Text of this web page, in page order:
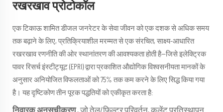
रखरखाव प्रोटोकॉल
एक टिकाऊ शामित डीजल जनरेटर के सेवा जीवन को एक दशक से अधिक समय
तक बढ़ाने के लिए, प्रतिक्रियाशील मरम्मत से एक संरचित, साक्ष्य-आधारित
रखरखाव रणनीति की ओर स्थानांतरण की आवश्यकता होती है—जिसे इलेक्ट्रिक
पावर रिसर्च इंस्टीट्यूट (EPRI) द्वारा प्रकाशित औद्योगिक विश्वसनीयता मानकों के
अनुसार अनियोजित विफलताओं को 75% तक कम करने के लिए सिद्ध किया गया
है। यह दृष्टिकोण तीन पूरक पद्धतियों को एकीकृत करता है:
निवारक अनुसूचीकरण, जो तेल/फिल्टर परिवर्तन, कूलेंट प्रतिस्थापन